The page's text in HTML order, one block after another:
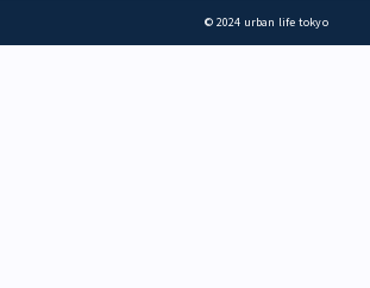
© 2024 urban life tokyo